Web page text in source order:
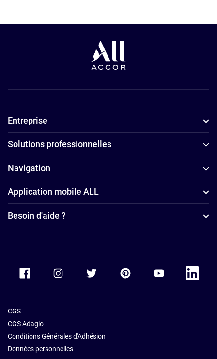
Entreprise
Solutions professionnelles
Navigation
Application mobile ALL
Besoin d'aide ?
Accor Facebook Accor TwitterAccor PinterestAccor Youtube
Accor
CGS
CGS Adagio
Conditions Générales d'Adhésion
Données personnelles